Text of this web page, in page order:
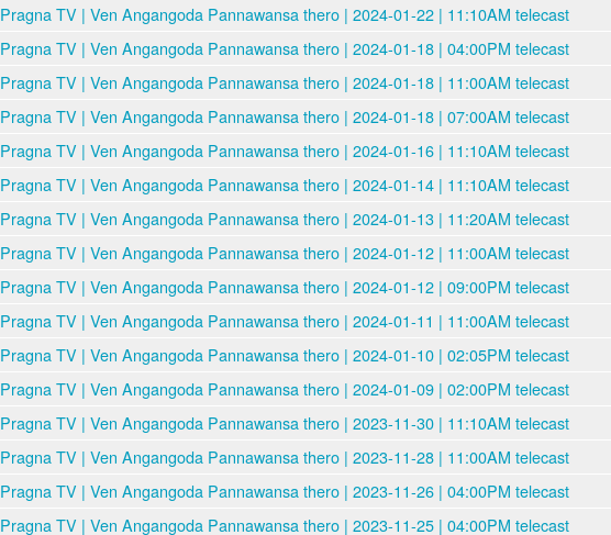
Pragna TV | Ven Angangoda Pannawansa thero | 2024-01-22 | 11:10AM telecast
Pragna TV | Ven Angangoda Pannawansa thero | 2024-01-18 | 04:00PM telecast
Pragna TV | Ven Angangoda Pannawansa thero | 2024-01-18 | 11:00AM telecast
Pragna TV | Ven Angangoda Pannawansa thero | 2024-01-18 | 07:00AM telecast
Pragna TV | Ven Angangoda Pannawansa thero | 2024-01-16 | 11:10AM telecast
Pragna TV | Ven Angangoda Pannawansa thero | 2024-01-14 | 11:10AM telecast
Pragna TV | Ven Angangoda Pannawansa thero | 2024-01-13 | 11:20AM telecast
Pragna TV | Ven Angangoda Pannawansa thero | 2024-01-12 | 11:00AM telecast
Pragna TV | Ven Angangoda Pannawansa thero | 2024-01-12 | 09:00PM telecast
Pragna TV | Ven Angangoda Pannawansa thero | 2024-01-11 | 11:00AM telecast
Pragna TV | Ven Angangoda Pannawansa thero | 2024-01-10 | 02:05PM telecast
Pragna TV | Ven Angangoda Pannawansa thero | 2024-01-09 | 02:00PM telecast
Pragna TV | Ven Angangoda Pannawansa thero | 2023-11-30 | 11:10AM telecast
Pragna TV | Ven Angangoda Pannawansa thero | 2023-11-28 | 11:00AM telecast
Pragna TV | Ven Angangoda Pannawansa thero | 2023-11-26 | 04:00PM telecast
Pragna TV | Ven Angangoda Pannawansa thero | 2023-11-25 | 04:00PM telecast